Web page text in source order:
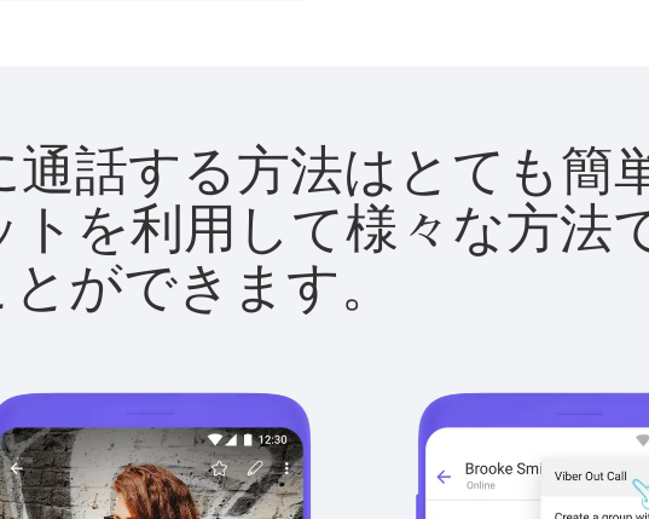
話する方法はとても簡
を利用して様々な方法
ができます。